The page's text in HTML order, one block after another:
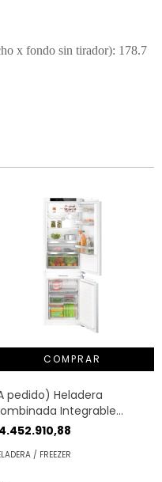
x fondo sin tirador): 178.7
pedido) Heladera
Integrable
No Frost 260lt |
/ FREEZER